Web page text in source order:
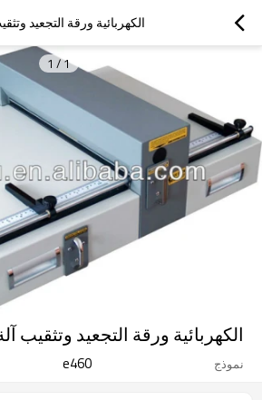
الكهربائية ورقة التجعيد
1
/
1
الكهربائية ورقة التجعيد وتثقيب
نموذج e460